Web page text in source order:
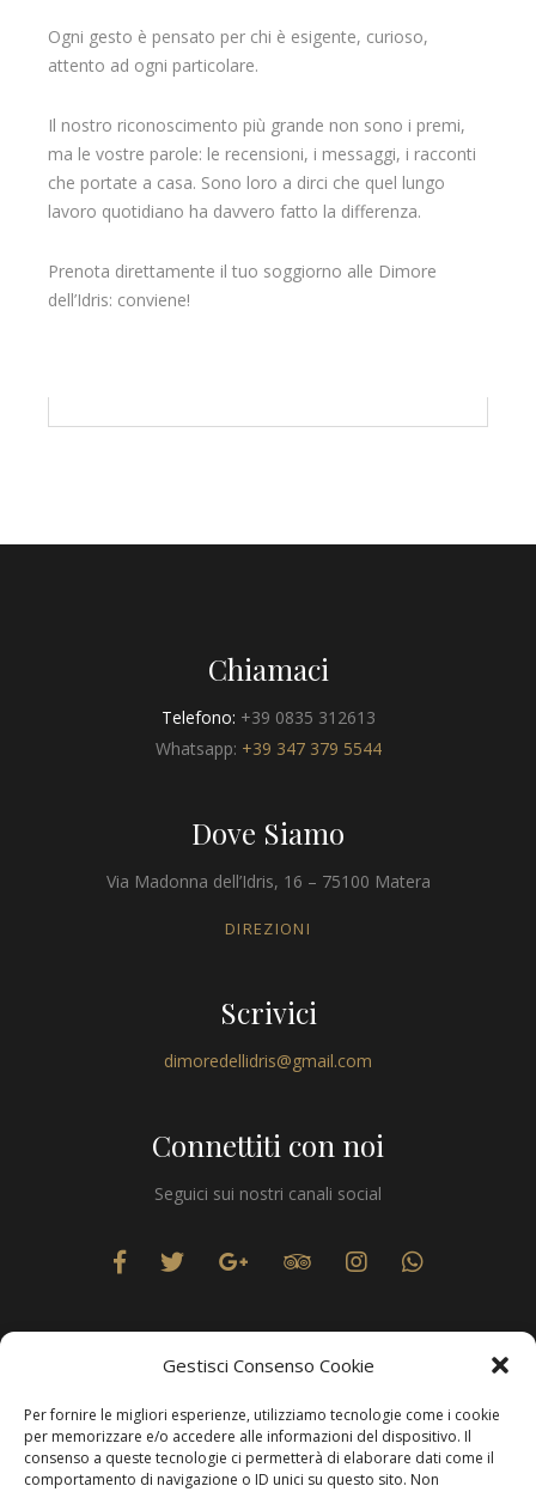
Gestisci Consenso Cookie
Per fornire le migliori esperienze, utilizziamo tecnologie come i cookie
per memorizzare e/o accedere alle informazioni del dispositivo. Il
consenso a queste tecnologie ci permetterà di elaborare dati come il
comportamento di navigazione o ID unici su questo sito. Non
Ogni gesto è pensato per chi è esigente, curioso,
attento ad ogni particolare.
Il nostro riconoscimento più grande non sono i premi,
ma le vostre parole: le recensioni, i messaggi, i racconti
che portate a casa. Sono loro a dirci che quel lungo
lavoro quotidiano ha davvero fatto la differenza.
Prenota direttamente il tuo soggiorno alle Dimore
dell’Idris: conviene!
Chiamaci
Telefono: +39 0835 312613
Whatsapp: +39 347 379 5544
Dove Siamo
Via Madonna dell’Idris, 16 – 75100 Matera
DIREZIONI
Scrivici
dimoredellidris@gmail.com
Connettiti con noi
Seguici sui nostri canali social
Privacy